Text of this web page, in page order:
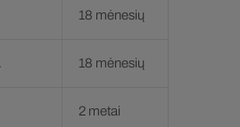
18 mėnesių
18 mėnesių
2 metai